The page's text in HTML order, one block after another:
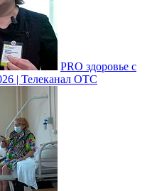
PRO здоровье с
| Телеканал ОТС